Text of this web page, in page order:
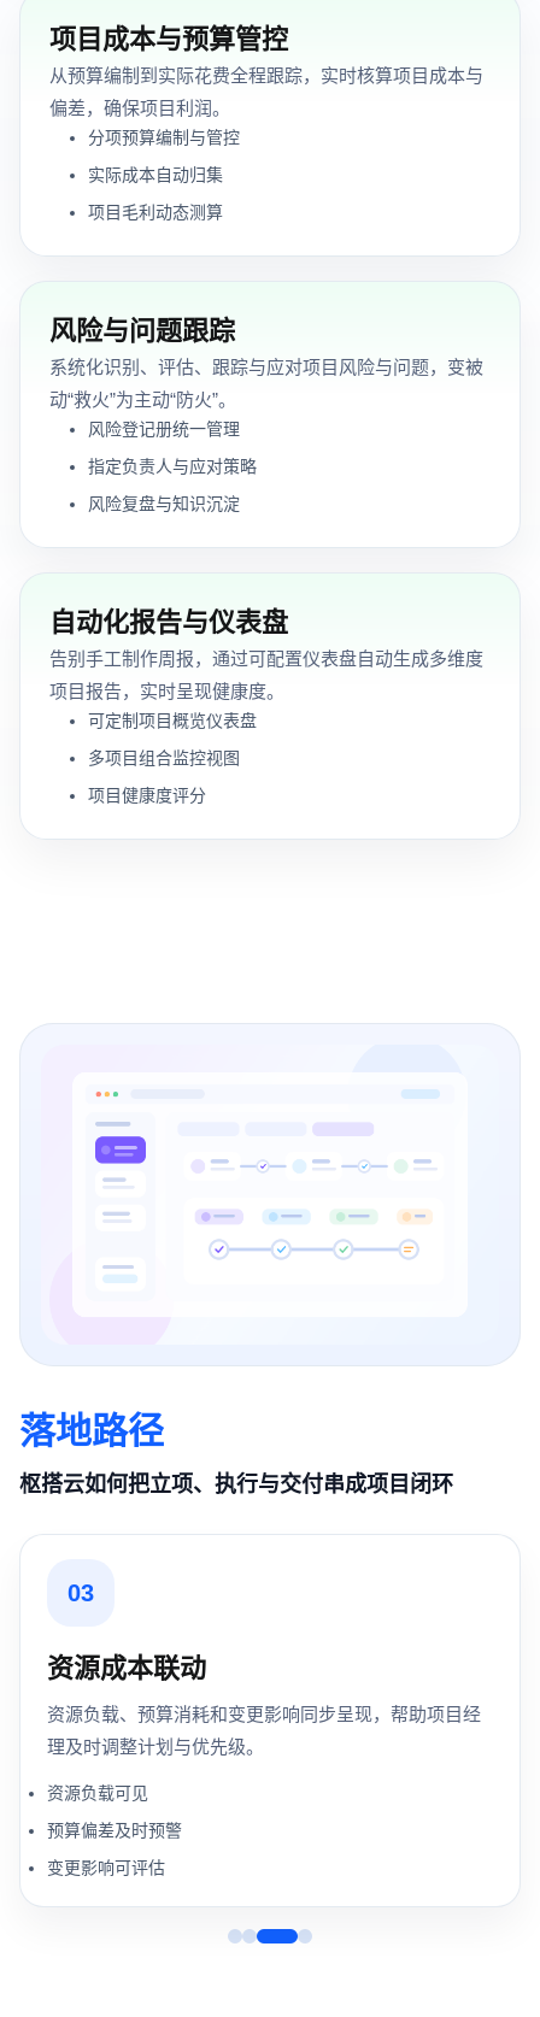
项目成本与预算管控
从预算编制到实际花费全程跟踪，实时核算项目成本与
偏差，确保项目利润。
分项预算编制与管控
实际成本自动归集
项目毛利动态测算
风险与问题跟踪
系统化识别、评估、跟踪与应对项目风险与问题，变被
动“救火”为主动“防火”。
风险登记册统一管理
指定负责人与应对策略
风险复盘与知识沉淀
自动化报告与仪表盘
告别手工制作周报，通过可配置仪表盘自动生成多维度
项目报告，实时呈现健康度。
可定制项目概览仪表盘
多项目组合监控视图
项目健康度评分
落地路径
枢搭云如何把立项、执行与交付串成项目闭环
03
资源成本联动
资源负载、预算消耗和变更影响同步呈现，帮助项目经
理及时调整计划与优先级。
资源负载可见
预算偏差及时预警
变更影响可评估